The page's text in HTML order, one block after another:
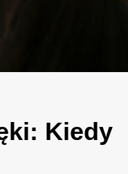
Kiedy